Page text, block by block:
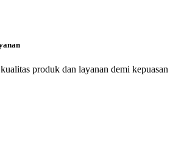
produk dan layanan demi kepuasan